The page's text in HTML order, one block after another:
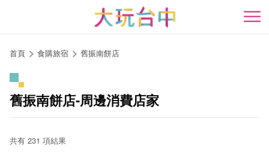
開
首頁 食購旅宿 舊振南餅店
舊振南餅店-周邊消費店家
共有 231 項結果